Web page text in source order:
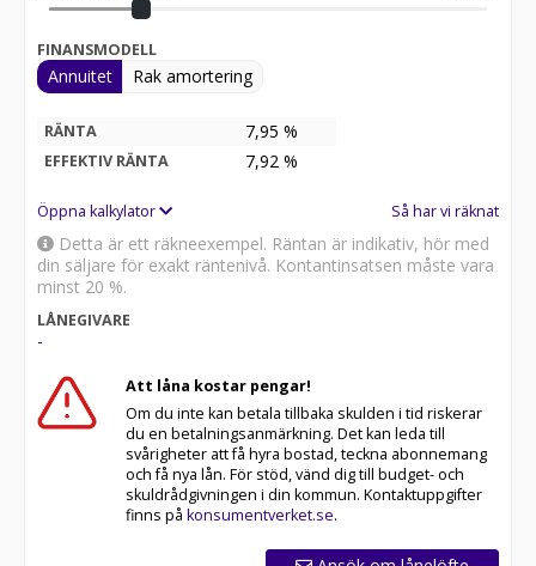
FINANSMODELL
Annuitet Rak amortering
RÄNTA 7,95 %
EFFEKTIV RÄNTA 7,92 %
Öppna kalkylator Så har vi räknat
Detta är ett räkneexempel. Räntan är indikativ, hör med
din säljare för exakt räntenivå. Kontantinsatsen måste vara
minst 20 %.
LÅNEGIVARE
-
Att låna kostar pengar!
Om du inte kan betala tillbaka skulden i tid riskerar
du en betalningsanmärkning. Det kan leda till
svårigheter att få hyra bostad, teckna abonnemang
och få nya lån. För stöd, vänd dig till budget- och
skuldrådgivningen i din kommun. Kontaktuppgifter
finns på konsumentverket.se.